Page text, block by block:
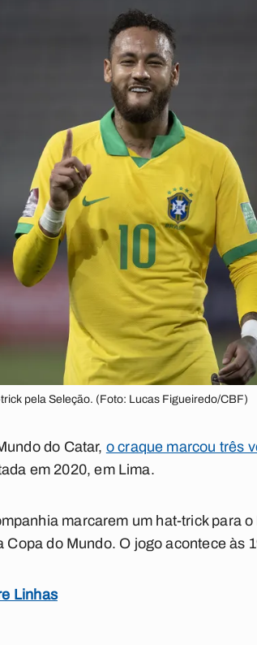
pela Seleção. (Foto: Lucas Figueiredo/CBF)
do Catar, o craque marcou três
em 2020, em Lima.
marcarem um hat-trick para
Copa do Mundo. O jogo acontece às
Linhas